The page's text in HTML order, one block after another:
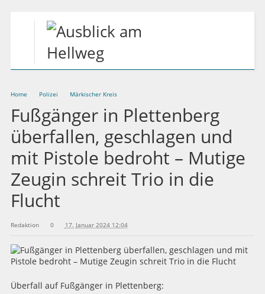
Home Polizei Märkischer Kreis
Fußgänger in Plettenberg
überfallen, geschlagen und
mit Pistole bedroht – Mutige
Zeugin schreit Trio in die
Flucht
Redaktion 0 17. Januar 2024 12:04
Überfall auf Fußgänger in Plettenberg: